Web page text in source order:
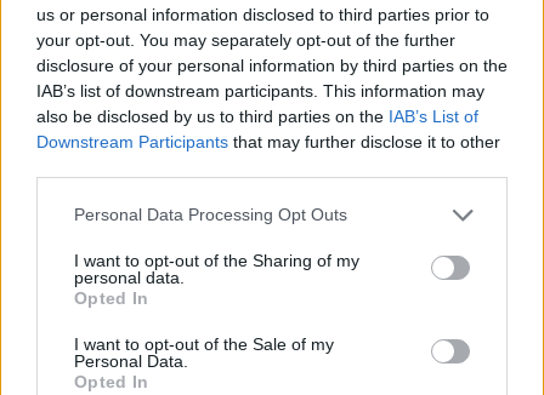
us or personal information disclosed to third parties prior to
your opt-out. You may separately opt-out of the further
disclosure of your personal information by third parties on the
IAB’s list of downstream participants. This information may
also be disclosed by us to third parties on the IAB’s List of
Downstream Participants that may further disclose it to other
Please note that this website/app uses one or more Google
not limited to your visit or usage behaviour. You may click to
grant or deny consent to Google and its third-party tags to
use your data for below specified purposes in below Google
consent section.
Personal Data Processing Opt Outs
I want to opt-out of the Sharing of my
personal data.
Opted In
I want to opt-out of the Sale of my
Personal Data.
Opted In
ούρων
Έξι ασκήσεις ενδυνάμωσης του πυελικού εδάφους,
με στόχο τον έλεγχο των μυών της περιοχής και την
αποτροπή της ακράτειας ούρων από την καθηγήτρια
φυσικής αγωγής, Ελευθερία Αναγνωστοπούλου
08.11.2023, 09:19